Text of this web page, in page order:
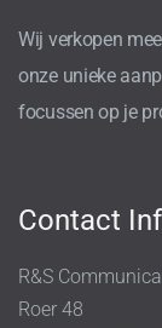
Wij verkopen
onze unieke
focussen op je
Contact
R&S
Roer 48